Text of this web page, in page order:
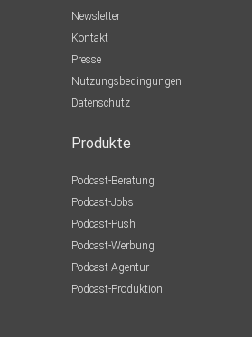
Newsletter
Kontakt
Presse
Nutzungsbedingungen
Datenschutz
Produkte
Podcast-Beratung
Podcast-Jobs
Podcast-Push
Podcast-Werbung
Podcast-Agentur
Podcast-Produktion